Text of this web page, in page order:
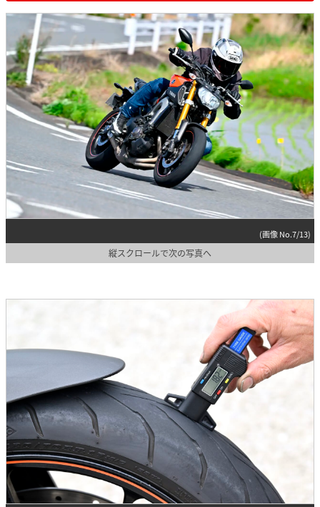
(画像 No.7/13)
縦スクロールで次の写真へ